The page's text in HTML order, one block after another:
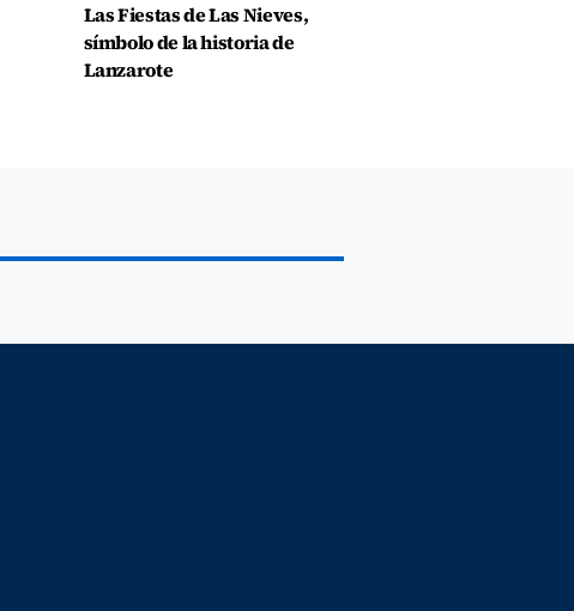
Las Fiestas de Las Nieves,
símbolo de la historia de
Lanzarote